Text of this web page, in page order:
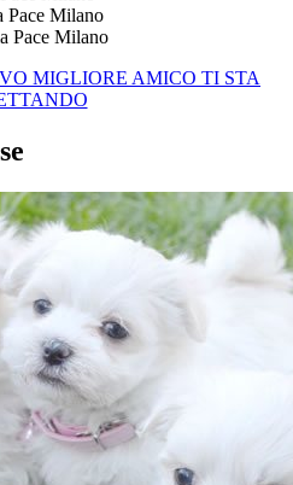
Pace Milano
Pace Milano
MIGLIORE AMICO TI STA